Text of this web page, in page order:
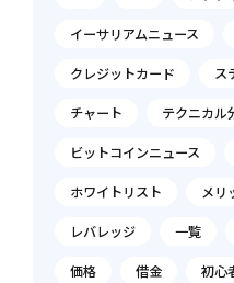
イーサリアムニュース
クレジットカード
ス
チャート
テクニカル
ビットコインニュース
ホワイトリスト
メリ
レバレッジ
一覧
価格
借金 初心